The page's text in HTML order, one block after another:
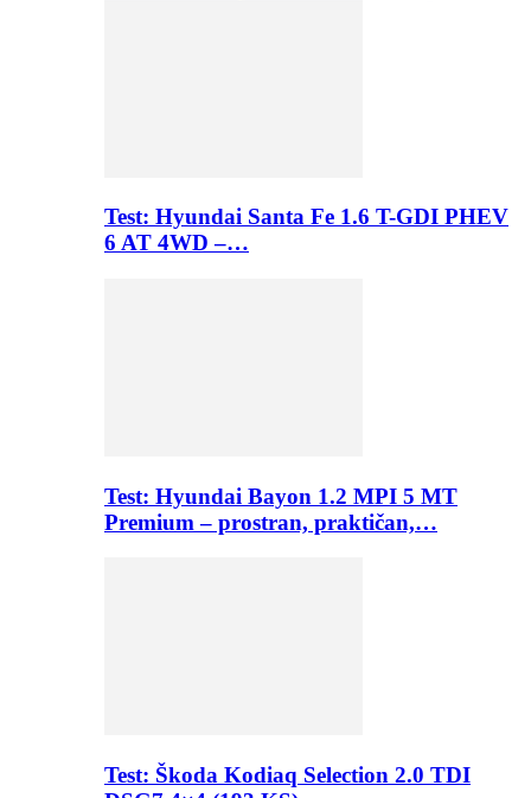
Test: Hyundai Santa Fe 1.6 T-GDI PHEV
6 AT 4WD –…
Test: Hyundai Bayon 1.2 MPI 5 MT
Premium – prostran, praktičan,…
Test: Škoda Kodiaq Selection 2.0 TDI